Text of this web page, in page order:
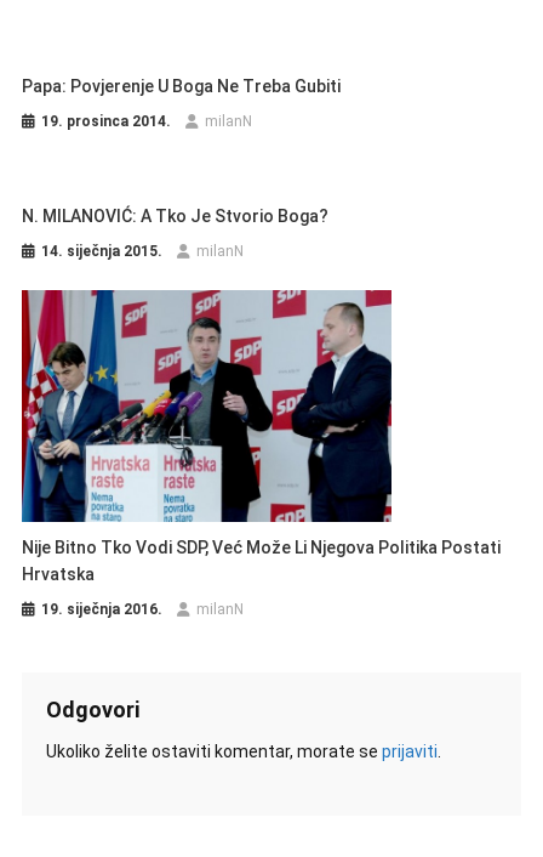
Papa: Povjerenje U Boga Ne Treba Gubiti
19. prosinca 2014. milanN
N. MILANOVIĆ: A Tko Je Stvorio Boga?
14. siječnja 2015. milanN
Nije Bitno Tko Vodi SDP, Već Može Li Njegova Politika Postati
Hrvatska
19. siječnja 2016. milanN
Odgovori
Ukoliko želite ostaviti komentar, morate se prijaviti